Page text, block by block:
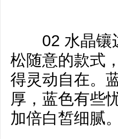
02 水晶镶边
松随意的款式
得灵动自在。
厚，蓝色有些
加倍白皙细腻。